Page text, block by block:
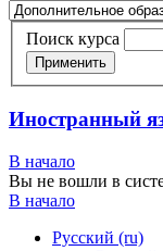
Поиск курса
Применить
Иностранный
В начало
Вы не вошли в
В начало
Русский ‎(ru)‎